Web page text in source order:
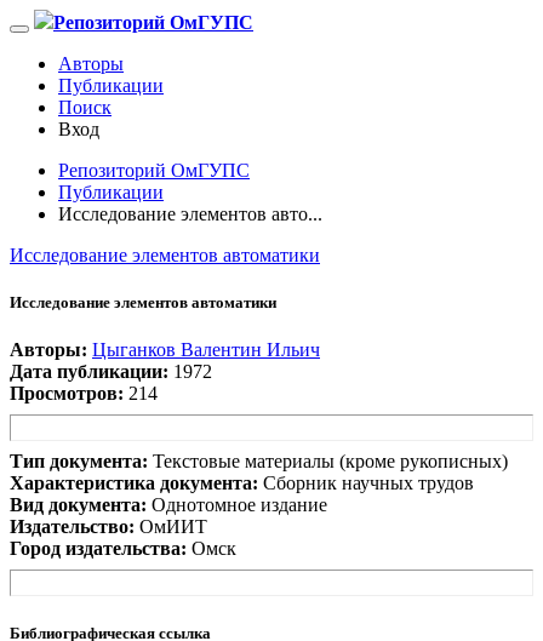
Репозиторий ОмГУПС
Авторы
Публикации
Поиск
Вход
Репозиторий ОмГУПС
Публикации
Исследование элементов авто...
Исследование элементов автоматики
Исследование элементов автоматики
Авторы: Цыганков Валентин Ильич
Дата публикации: 1972
Просмотров: 214
Тип документа: Текстовые материалы (кроме рукописных)
Характеристика документа: Сборник научных трудов
Вид документа: Однотомное издание
Издательство: ОмИИТ
Город издательства: Омск
Библиографическая ссылка